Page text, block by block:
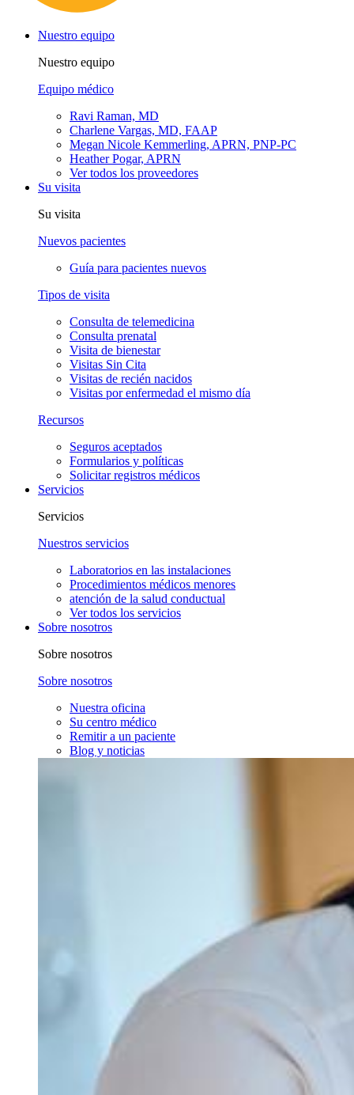
Nuestro equipo
Nuestro equipo
Equipo médico
Ravi Raman, MD
Charlene Vargas, MD, FAAP
Megan Nicole Kemmerling, APRN, PNP-PC
Heather Pogar, APRN
Ver todos los proveedores
Su visita
Su visita
Nuevos pacientes
Guía para pacientes nuevos
Tipos de visita
Consulta de telemedicina
Consulta prenatal
Visita de bienestar
Visitas Sin Cita
Visitas de recién nacidos
Visitas por enfermedad el mismo día
Recursos
Seguros aceptados
Formularios y políticas
Solicitar registros médicos
Servicios
Servicios
Nuestros servicios
Laboratorios en las instalaciones
Procedimientos médicos menores
atención de la salud conductual
Ver todos los servicios
Sobre nosotros
Sobre nosotros
Sobre nosotros
Nuestra oficina
Su centro médico
Remitir a un paciente
Blog y noticias